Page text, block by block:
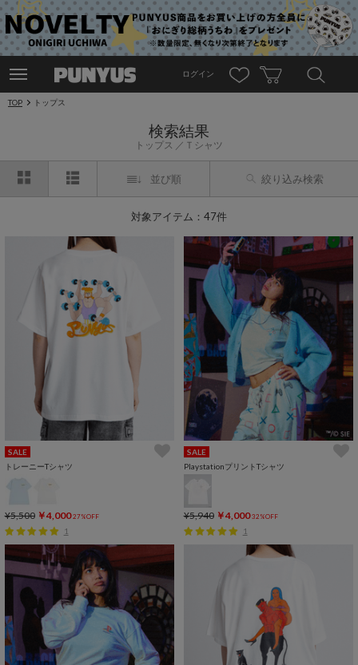
ログイン
TOP トップス
検索結果
トップス Ｔシャツ
並び順 絞り込み検索
対象アイテム：47件
SALE
トレーニーTシャツ
¥5,500 ￥4,000 27%OFF
1
SALE
PlaystationプリントTシャツ
¥5,940 ￥4,000 32%OFF
1